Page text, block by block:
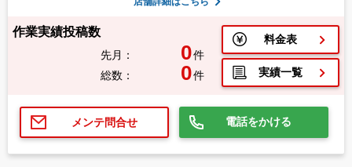
作業実績投稿数
先月： 0件
総数：
0件
料金表
実績一覧
メンテ問合せ 電話をかける